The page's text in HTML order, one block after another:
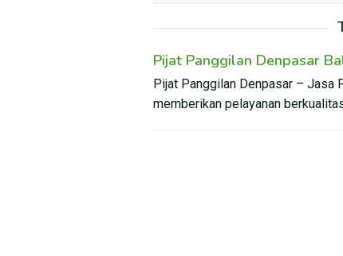
Pijat Panggilan Denpasar
Pijat Panggilan Denpasar – Jasa
memberikan pelayanan